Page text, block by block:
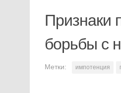
Признаки
борьбы с
Метки: импотенция